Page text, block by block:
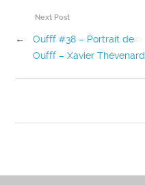
Next Post
←
Oufff #38 – Portrait de
Oufff – Xavier Thévenard